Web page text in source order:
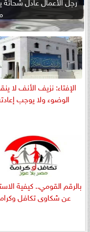
الإفتاء: نزيف الأنف لا
الوضوء ولا يوجب
بالرقم القومي.. كيفية
عن شكاوى تكافل